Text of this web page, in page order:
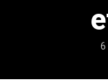
6